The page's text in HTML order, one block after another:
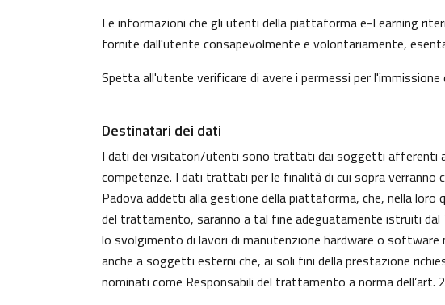
Le informazioni che gli utenti della piattaforma e-Learning
fornite dall'utente consapevolmente e volontariamente,
Spetta all'utente verificare di avere i permessi per
Destinatari dei dati
I dati dei visitatori/utenti sono trattati dai soggetti afferenti
competenze. I dati trattati per le finalità di cui sopra verranno
Padova addetti alla gestione della piattaforma, che, nella
del trattamento, saranno a tal fine adeguatamente istruiti dal
lo svolgimento di lavori di manutenzione hardware o
anche a soggetti esterni che, ai soli fini della prestazione
nominati come Responsabili del trattamento a norma dell’art.